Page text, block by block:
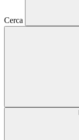
Cerca